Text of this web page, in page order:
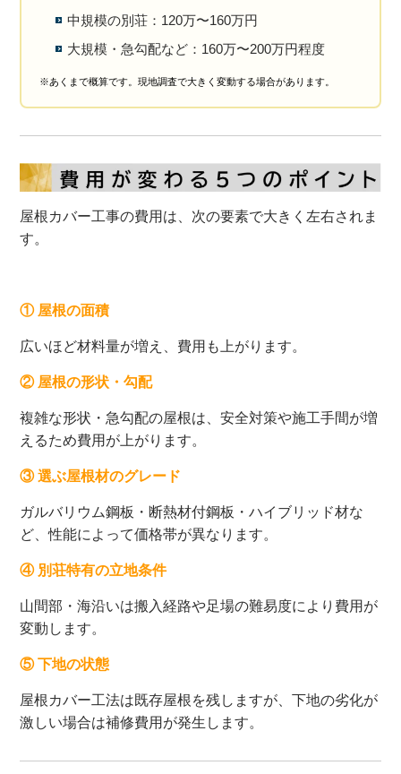
中規模の別荘：120万〜160万円
大規模・急勾配など：160万〜200万円程度
※あくまで概算です。現地調査で大きく変動する場合があります。
屋根カバー工事の費用は、次の要素で大きく左右されま
す。
① 屋根の面積
広いほど材料量が増え、費用も上がります。
② 屋根の形状・勾配
複雑な形状・急勾配の屋根は、安全対策や施工手間が増
えるため費用が上がります。
③ 選ぶ屋根材のグレード
ガルバリウム鋼板・断熱材付鋼板・ハイブリッド材な
ど、性能によって価格帯が異なります。
④ 別荘特有の立地条件
山間部・海沿いは搬入経路や足場の難易度により費用が
変動します。
⑤ 下地の状態
屋根カバー工法は既存屋根を残しますが、下地の劣化が
激しい場合は補修費用が発生します。